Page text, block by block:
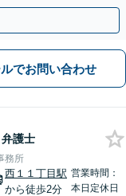
ルでお問い合わせ
弁護士
務所
西１１丁目駅
から徒歩2分
営業時間：
本日定休日